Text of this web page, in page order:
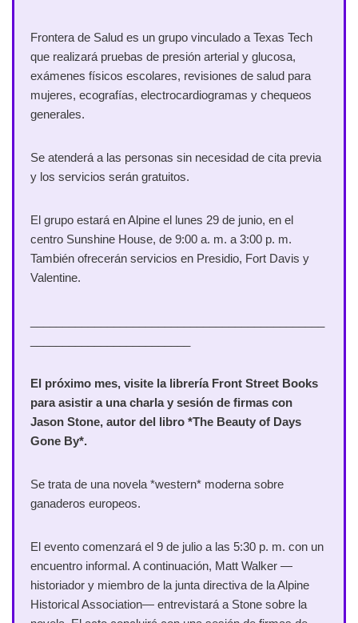
Frontera de Salud es un grupo vinculado a Texas Tech
que realizará pruebas de presión arterial y glucosa,
exámenes físicos escolares, revisiones de salud para
mujeres, ecografías, electrocardiogramas y chequeos
generales.
Se atenderá a las personas sin necesidad de cita previa
y los servicios serán gratuitos.
El grupo estará en Alpine el lunes 29 de junio, en el
centro Sunshine House, de 9:00 a. m. a 3:00 p. m.
También ofrecerán servicios en Presidio, Fort Davis y
Valentine.
El próximo mes, visite la librería Front Street Books
para asistir a una charla y sesión de firmas con
Jason Stone, autor del libro *The Beauty of Days
Gone By*.
Se trata de una novela *western* moderna sobre
ganaderos europeos.
El evento comenzará el 9 de julio a las 5:30 p. m. con un
encuentro informal. A continuación, Matt Walker —
historiador y miembro de la junta directiva de la Alpine
Historical Association— entrevistará a Stone sobre la